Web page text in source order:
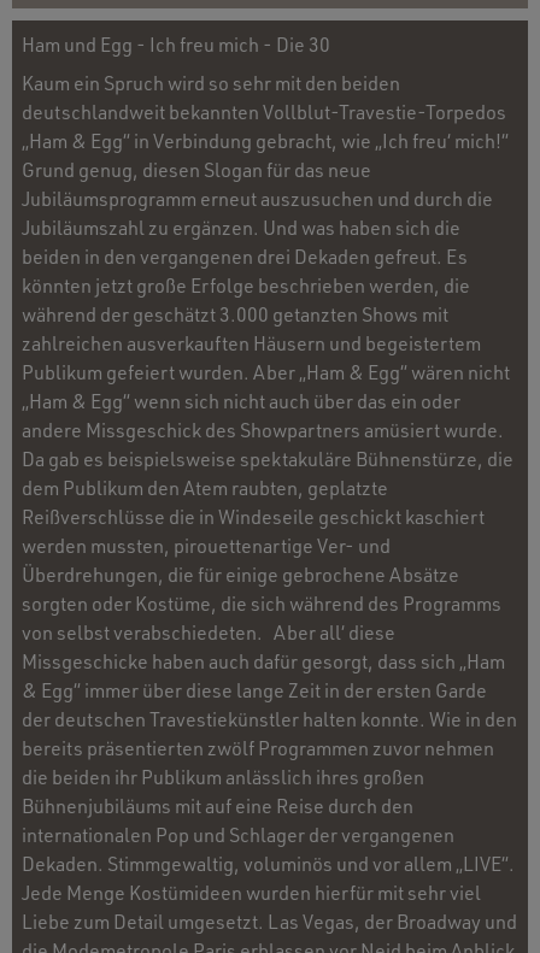
Ham und Egg - Ich freu mich - Die 30
Kaum ein Spruch wird so sehr mit den beiden
deutschlandweit bekannten Vollblut-Travestie-Torpedos
„Ham & Egg“ in Verbindung gebracht, wie „Ich freu‘ mich!“
Grund genug, diesen Slogan für das neue
Jubiläumsprogramm erneut auszusuchen und durch die
Jubiläumszahl zu ergänzen. Und was haben sich die
beiden in den vergangenen drei Dekaden gefreut. Es
könnten jetzt große Erfolge beschrieben werden, die
während der geschätzt 3.000 getanzten Shows mit
zahlreichen ausverkauften Häusern und begeistertem
Publikum gefeiert wurden. Aber „Ham & Egg“ wären nicht
„Ham & Egg“ wenn sich nicht auch über das ein oder
andere Missgeschick des Showpartners amüsiert wurde.
Da gab es beispielsweise spektakuläre Bühnenstürze, die
dem Publikum den Atem raubten, geplatzte
Reißverschlüsse die in Windeseile geschickt kaschiert
werden mussten, pirouettenartige Ver- und
Überdrehungen, die für einige gebrochene Absätze
sorgten oder Kostüme, die sich während des Programms
von selbst verabschiedeten. Aber all‘ diese
Missgeschicke haben auch dafür gesorgt, dass sich „Ham
& Egg“ immer über diese lange Zeit in der ersten Garde
der deutschen Travestiekünstler halten konnte. Wie in den
bereits präsentierten zwölf Programmen zuvor nehmen
die beiden ihr Publikum anlässlich ihres großen
Bühnenjubiläums mit auf eine Reise durch den
internationalen Pop und Schlager der vergangenen
Dekaden. Stimmgewaltig, voluminös und vor allem „LIVE“.
Jede Menge Kostümideen wurden hierfür mit sehr viel
Liebe zum Detail umgesetzt. Las Vegas, der Broadway und